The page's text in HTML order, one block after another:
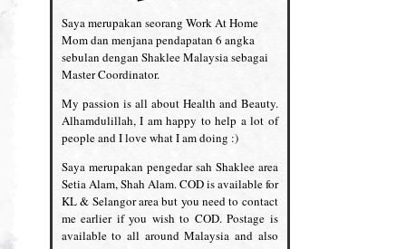
Saya merupakan seorang Work At Home
Mom dan menjana pendapatan 6 angka
sebulan dengan Shaklee Malaysia sebagai
Master Coordinator.
My passion is all about Health and Beauty.
Alhamdulillah, I am happy to help a lot of
people and I love what I am doing :)
Saya merupakan pengedar sah Shaklee area
Setia Alam, Shah Alam. COD is available for
KL & Selangor area but you need to contact
me earlier if you wish to COD. Postage is
available to all around Malaysia and also